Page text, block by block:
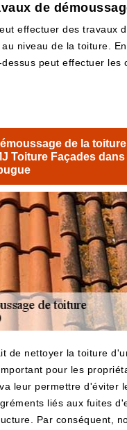
de
effectuer des
niveau de la toiture.
peut effectuer
de la
Toiture Façades
de nettoyer la toiture
pour les
leur permettre d'éviter
liés aux fuites
Par conséquent,